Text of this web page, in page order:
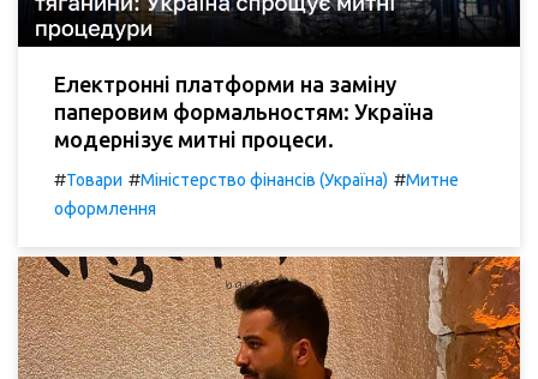
Електронні платформи на заміну
паперовим формальностям: Україна
модернізує митні процеси.
#Товари #Міністерство фінансів (Україна) #Митне
оформлення